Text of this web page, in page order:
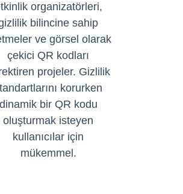
organizatörleri,
bilincine sahip
ve görsel olarak
çekici QR kodları
projeler. Gizlilik
korurken
dinamik bir QR kodu
oluşturmak isteyen
kullanıcılar için
mükemmel.